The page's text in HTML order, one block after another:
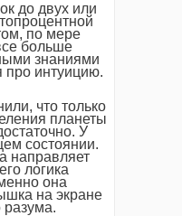
до двух или
по мере
больше
знаниями
про интуицию.
что только
планеты
У
состоянии.
направляет
логика
она
на экране
разума.